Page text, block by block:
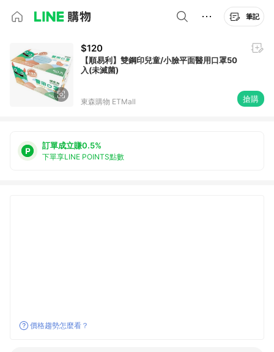
筆記
$120
【順易利】雙鋼印兒童/小臉平面醫用口罩50
入(未滅菌)
東森購物 ETMall 搶購
訂單成立賺0.5%
下單享LINE POINTS點數
價格趨勢怎麼看？